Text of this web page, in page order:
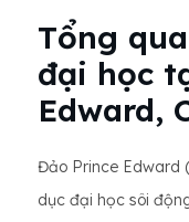
Tổng
đại học
Edward,
Đảo Prince Edward
dục đại học sôi